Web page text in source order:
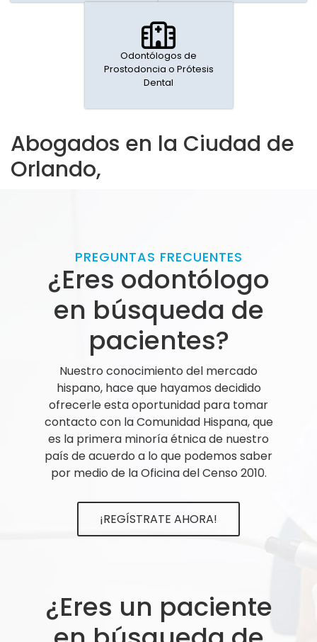
Odontólogos de
Prostodoncia o Prótesis
Dental
Abogados en la Ciudad de
Orlando,
PREGUNTAS FRECUENTES
¿Eres odontólogo
en búsqueda de
pacientes?
Nuestro conocimiento del mercado
hispano, hace que hayamos decidido
ofrecerle esta oportunidad para tomar
contacto con la Comunidad Hispana, que
es la primera minoría étnica de nuestro
país de acuerdo a lo que podemos saber
por medio de la Oficina del Censo 2010.
¡REGÍSTRATE AHORA!
¿Eres un paciente